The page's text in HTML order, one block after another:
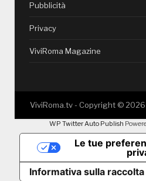
Pubblicità
Privacy
ViviRoma Magazine
ViviRoma.tv - Copyright ©2026
WP Twitter Auto Publish
Informativa sulla raccolta
Le tue